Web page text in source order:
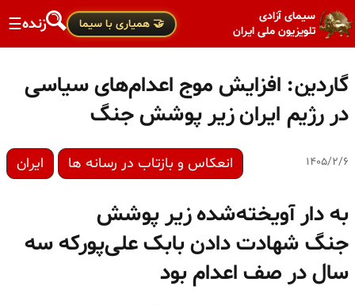
سیمای آزادی
تلویزیون ملی ایران
🤝 همیاری با سیما زنده☰
گاردین: افزایش موج اعدام‌های سیاسی
در رژیم ایران زیر پوشش جنگ
۱۴۰۵/۲/۶ انعکاس و بازتاب در رسانه ها ایران
به دار آویخته‌شده زیر پوشش
جنگ شهادت دادن بابک علی‌پور‌که سه
سال در صف اعدام بود